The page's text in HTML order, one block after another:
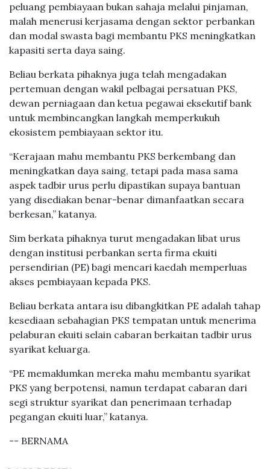
peluang pembiayaan bukan sahaja melalui pinjaman,
malah menerusi kerjasama dengan sektor perbankan
dan modal swasta bagi membantu PKS meningkatkan
kapasiti serta daya saing.
Beliau berkata pihaknya juga telah mengadakan
pertemuan dengan wakil pelbagai persatuan PKS,
dewan perniagaan dan ketua pegawai eksekutif bank
untuk membincangkan langkah memperkukuh
ekosistem pembiayaan sektor itu.
“Kerajaan mahu membantu PKS berkembang dan
meningkatkan daya saing, tetapi pada masa sama
aspek tadbir urus perlu dipastikan supaya bantuan
yang disediakan benar-benar dimanfaatkan secara
berkesan,” katanya.
Sim berkata pihaknya turut mengadakan libat urus
dengan institusi perbankan serta firma ekuiti
persendirian (PE) bagi mencari kaedah memperluas
akses pembiayaan kepada PKS.
Beliau berkata antara isu dibangkitkan PE adalah tahap
kesediaan sebahagian PKS tempatan untuk menerima
pelaburan ekuiti selain cabaran berkaitan tadbir urus
syarikat keluarga.
“PE memaklumkan mereka mahu membantu syarikat
PKS yang berpotensi, namun terdapat cabaran dari
segi struktur syarikat dan penerimaan terhadap
pegangan ekuiti luar,” katanya.
-- BERNAMA